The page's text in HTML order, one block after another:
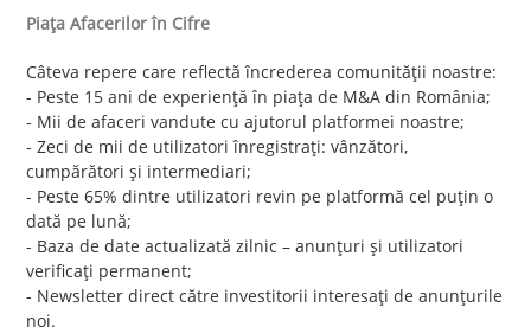
Piața Afacerilor în Cifre
Câteva repere care reflectă încrederea comunității noastre:
- Peste 15 ani de experiență în piața de M&A din România;
- Mii de afaceri vandute cu ajutorul platformei noastre;
- Zeci de mii de utilizatori înregistrați: vânzători,
cumpărători și intermediari;
- Peste 65% dintre utilizatori revin pe platformă cel puțin o
dată pe lună;
- Baza de date actualizată zilnic – anunțuri și utilizatori
verificați permanent;
- Newsletter direct către investitorii interesați de anunțurile
noi.